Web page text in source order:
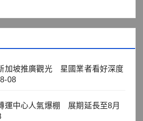
加坡推廣觀光 星國業者看好深度
08
運中心人氣爆棚 展期延長至8月